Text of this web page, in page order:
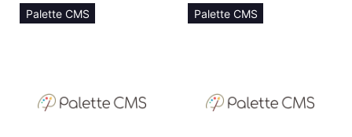
Palette CMS
Palette CMS